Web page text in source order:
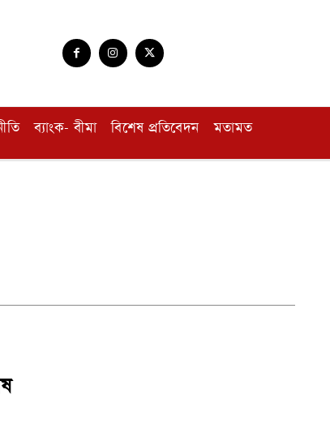
ব্যাংক- বীমা বিশেষ প্রতিবেদন মতামত